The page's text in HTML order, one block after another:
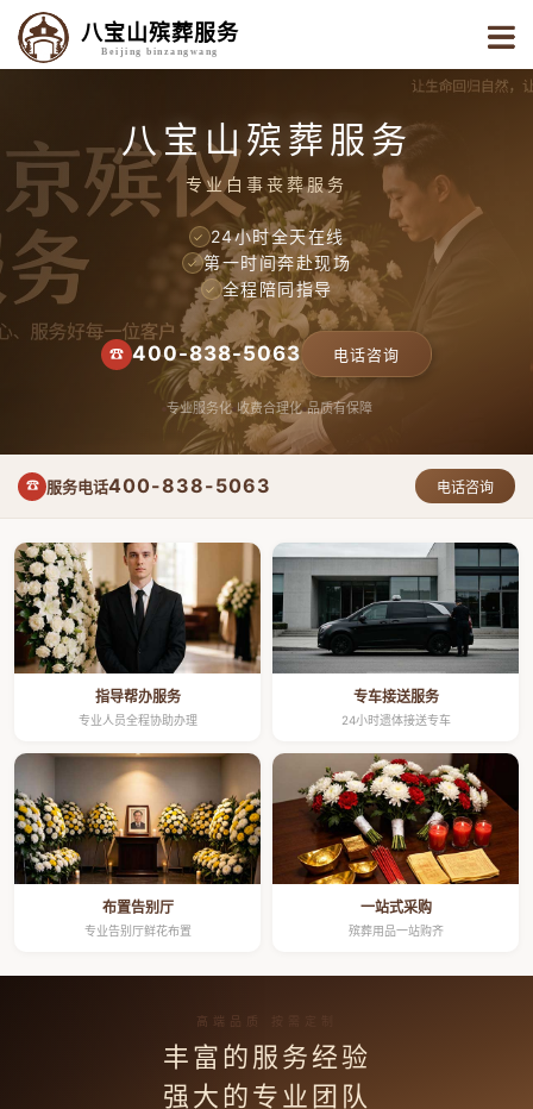
八宝山殡葬服务
Beijing binzangwang
八宝山殡葬服务
专业白事丧葬服务
✓ 24小时全天在线
✓ 第一时间奔赴现场
✓ 全程陪同指导
☎ 400-838-5063 电话咨询
专业服务化 收费合理化 品质有保障
☎ 服务电话400-838-5063 电话咨询
指导帮办服务
专业人员全程协助办理
专车接送服务
24小时遗体接送专车
布置告别厅
专业告别厅鲜花布置
一站式采购
殡葬用品一站购齐
高端品质 按需定制
丰富的服务经验
强大的专业团队